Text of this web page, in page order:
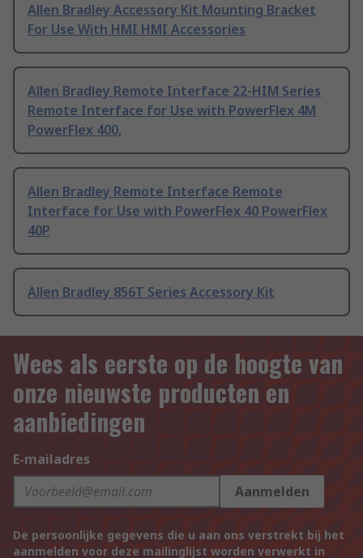
Allen Bradley Accessory Kit Mounting Bracket
For Use With HMI HMI Accessories
Allen Bradley Remote Interface 22-HIM Series
Remote Interface for Use with PowerFlex 4M
PowerFlex 400,
Allen Bradley Remote Interface Remote
Interface for Use with PowerFlex 40 PowerFlex
40P
Allen Bradley 856T Series Accessory Kit
Wees als eerste op de hoogte van
onze nieuwste producten en
aanbiedingen
E-mailadres
Aanmelden
De persoonlijke gegevens die u aan ons verstrekt bij het
aanmelden voor deze mailinglijst worden verwerkt in